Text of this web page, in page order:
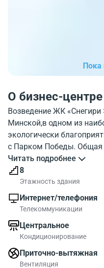
Пока
О бизнес-центре
​Возведение ЖК
Минской,в одном из
экологически
с Парком Победы. Общая
составит 5
прудами, окружающая
гектара.
ЖК «Снегири ЭКО» - это
находятся в стадии
площади комплекса
аренду. Все строения
составляет от пяти до
расположены
Читать подробнее
8
Этажность здания
Интернет/телефония
Телекоммуникации
Центральное
Кондиционирование
Приточно-вытяжная
Вентиляция